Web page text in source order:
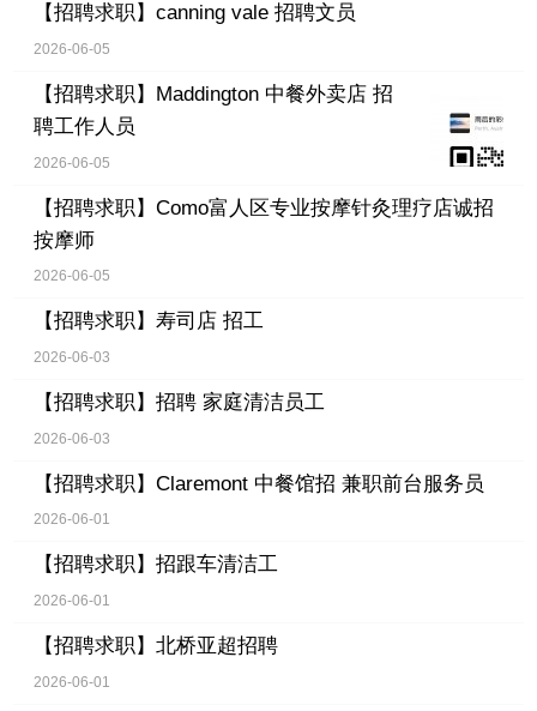
【招聘求职】 canning vale 招聘文员
2026-06-05
【招聘求职】 Maddington 中餐外卖店 招
聘工作人员
2026-06-05
【招聘求职】 Como富人区专业按摩针灸理疗店诚招
按摩师
2026-06-05
【招聘求职】 寿司店 招工
2026-06-03
【招聘求职】 招聘 家庭清洁员工
2026-06-03
【招聘求职】 Claremont 中餐馆招 兼职前台服务员
2026-06-01
【招聘求职】 招跟车清洁工
2026-06-01
【招聘求职】 北桥亚超招聘
2026-06-01